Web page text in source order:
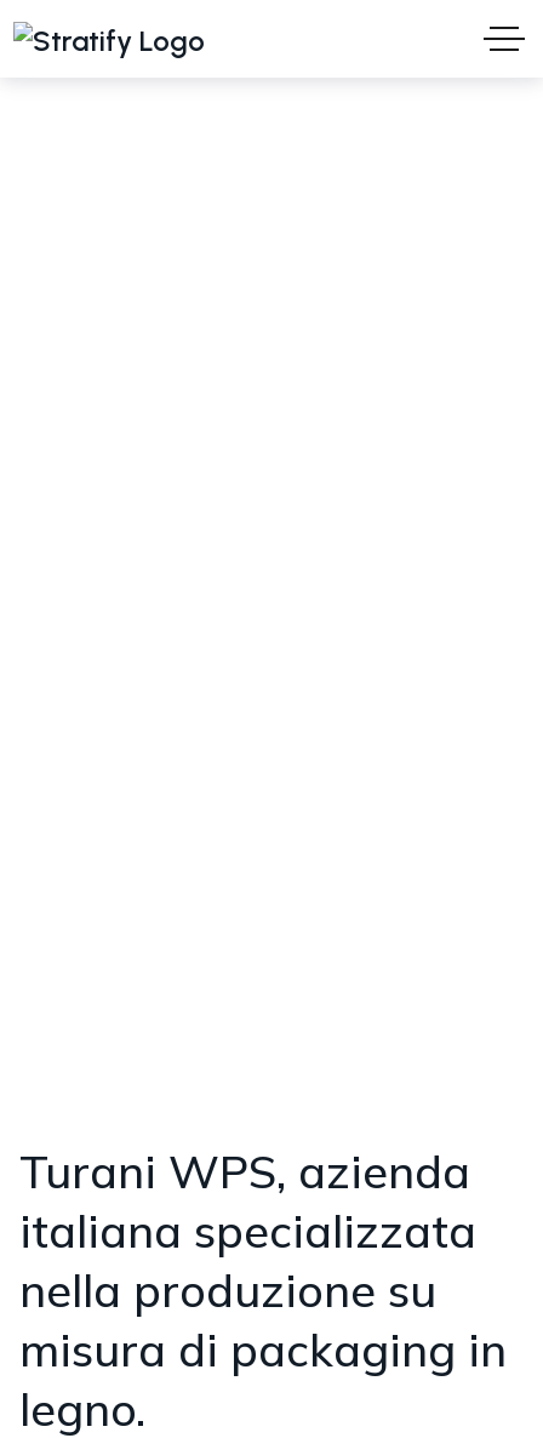
Turani WPS, azienda
italiana specializzata
nella produzione su
misura di packaging in
legno.